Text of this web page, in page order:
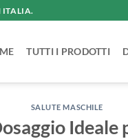
ITALIA.
TUTTI I PRODOTTI
SALUTE MASCHILE
Ideale